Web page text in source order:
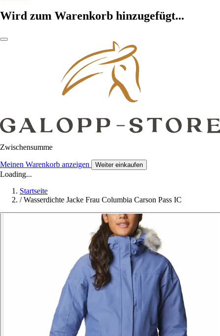
Wird zum Warenkorb hinzugefügt...
Zwischensumme
Meinen Warenkorb anzeigen Weiter einkaufen
Loading...
Startseite
/ Wasserdichte Jacke Frau Columbia Carson Pass IC